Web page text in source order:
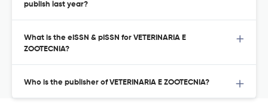
publish last year?
What is the eISSN & pISSN for VETERINARIA E
ZOOTECNIA?
Who is the publisher of VETERINARIA E ZOOTECNIA?